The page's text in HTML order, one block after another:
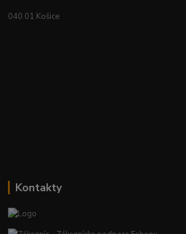
040 01 Košice
Kontakty